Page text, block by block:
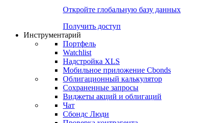
Откройте глобальную базу данных
Получить доступ
Инструментарий
Портфель
Watchlist
Надстройка XLS
Мобильное приложение Cbonds
Облигационный калькулятор
Сохраненные запросы
Виджеты акций и облигаций
Чат
Сбондс Люди